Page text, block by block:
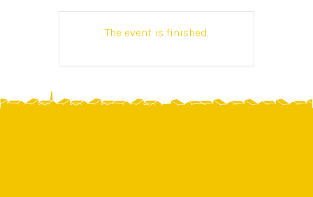
The event is finished.